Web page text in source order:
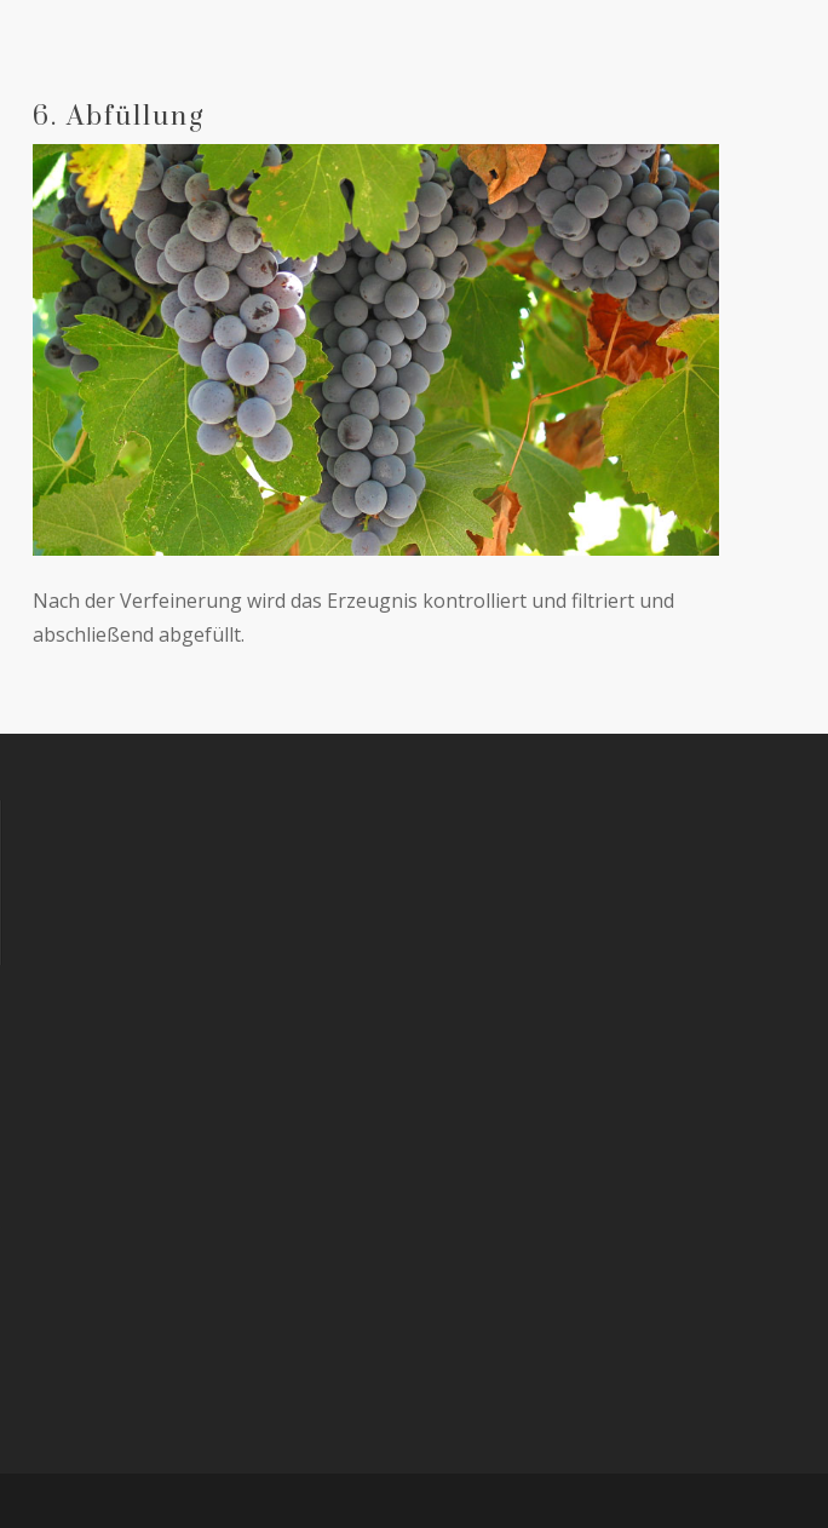
6. Abfüllung
Nach der Verfeinerung wird das Erzeugnis kontrolliert und filtriert und
abschließend abgefüllt.